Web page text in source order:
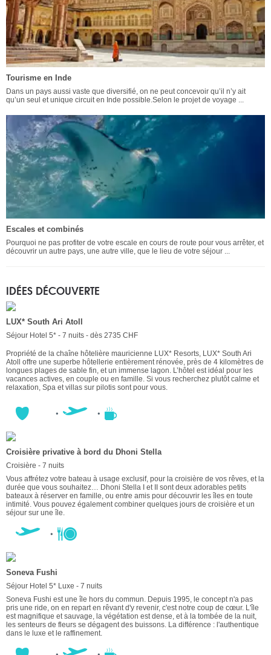
Tourisme en Inde
Dans un pays aussi vaste que diversifié, on ne peut concevoir qu’il n’y ait
qu’un seul et unique circuit en Inde possible.Selon le projet de voyage ...
Escales et combinés
Pourquoi ne pas profiter de votre escale en cours de route pour vous arrêter, et
découvrir un autre pays, une autre ville, que le lieu de votre séjour ...
IDÉES DÉCOUVERTE
LUX* South Ari Atoll
Séjour Hotel 5* - 7 nuits - dès 2735 CHF
Propriété de la chaîne hôtelière mauricienne LUX* Resorts, LUX* South Ari
Atoll offre une superbe hôtellerie entièrement rénovée, près de 4 kilomètres de
longues plages de sable fin, et un immense lagon. L’hôtel est idéal pour les
vacances actives, en couple ou en famille. Si vous recherchez plutôt calme et
relaxation, Spa et villas sur pilotis sont pour vous.
Croisière privative à bord du Dhoni Stella
Croisière - 7 nuits
Vous affrétez votre bateau à usage exclusif, pour la croisière de vos rêves, et la
durée que vous souhaitez… Dhoni Stella I et II sont deux adorables petits
bateaux à réserver en famille, ou entre amis pour découvrir les îles en toute
intimité. Vous pouvez également combiner quelques jours de croisière et un
séjour sur une île.
Soneva Fushi
Séjour Hotel 5* Luxe - 7 nuits
Soneva Fushi est une île hors du commun. Depuis 1995, le concept n'a pas
pris une ride, on en repart en rêvant d'y revenir, c'est notre coup de cœur. L'île
est magnifique et sauvage, la végétation est dense, et à la tombée de la nuit,
les senteurs de fleurs se dégagent des buissons. La différence : l'authentique
dans le luxe et le raffinement.